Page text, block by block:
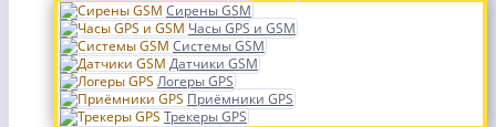
Сирены GSM
Часы GPS и GSM
Системы GSM
Датчики GSM
Логеры GPS
Приёмники GPS
Трекеры GPS